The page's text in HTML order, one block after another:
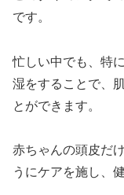
です。
忙しい中でも、特
湿をすることで、
とができます。
赤ちゃんの頭皮だ
うにケアを施し、